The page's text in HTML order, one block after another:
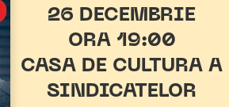
26 DECEMBRIE
ORA 19:00
CASA DE CULTURA A
SINDICATELOR